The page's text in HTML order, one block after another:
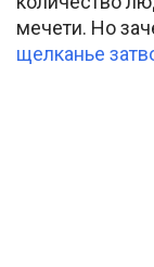
мечети. Но
щелканье